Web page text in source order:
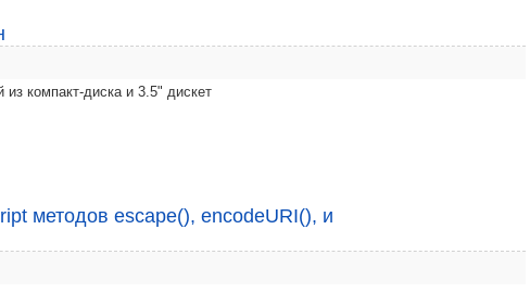
компакт-диска и 3.5" дискет
методов escape(), encodeURI(), и